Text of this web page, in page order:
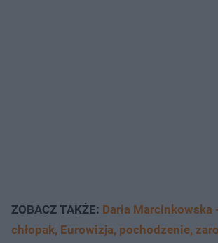
ZOBACZ TAKŻE: Daria Marcinkowska
chłopak, Eurowizja, pochodzenie,